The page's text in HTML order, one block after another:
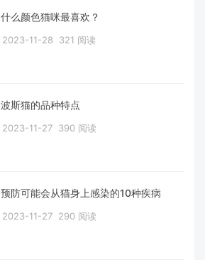
什么颜色猫咪最喜欢？
2023-11-28 321 阅读
波斯猫的品种特点
2023-11-27 390 阅读
预防可能会从猫身上感染的10种疾病
2023-11-27 290 阅读